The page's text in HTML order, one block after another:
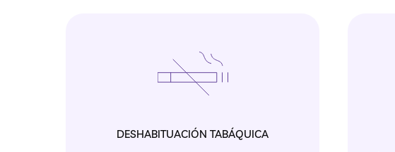
DESHABITUACIÓN TABÁQUICA